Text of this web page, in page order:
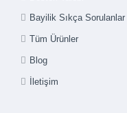
Bayilik Sıkça Sorulanlar
Tüm Ürünler
Blog
İletişim